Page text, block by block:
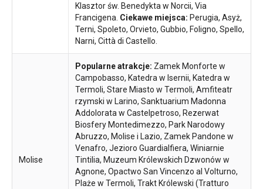
Klasztor św. Benedykta w Norcii, Via
Francigena. Ciekawe miejsca: Perugia, Asyż,
Terni, Spoleto, Orvieto, Gubbio, Foligno, Spello,
Narni, Città di Castello.
Molise
Popularne atrakcje: Zamek Monforte w
Campobasso, Katedra w Isernii, Katedra w
Termoli, Stare Miasto w Termoli, Amfiteatr
rzymski w Larino, Sanktuarium Madonna
Addolorata w Castelpetroso, Rezerwat
Biosfery Montedimezzo, Park Narodowy
Abruzzo, Molise i Lazio, Zamek Pandone w
Venafro, Jezioro Guardialfiera, Winiarnie
Tintilia, Muzeum Królewskich Dzwonów w
Agnone, Opactwo San Vincenzo al Volturno,
Plaże w Termoli, Trakt Królewski (Tratturo